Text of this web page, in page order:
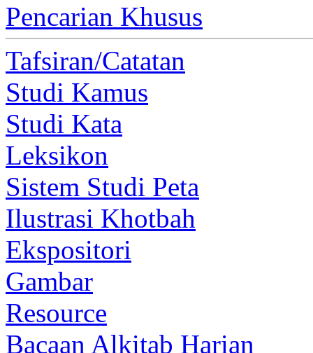
Pencarian Khusus
Tafsiran/Catatan
Studi Kamus
Studi Kata
Leksikon
Sistem Studi Peta
Ilustrasi Khotbah
Ekspositori
Gambar
Resource
Bacaan Alkitab Harian